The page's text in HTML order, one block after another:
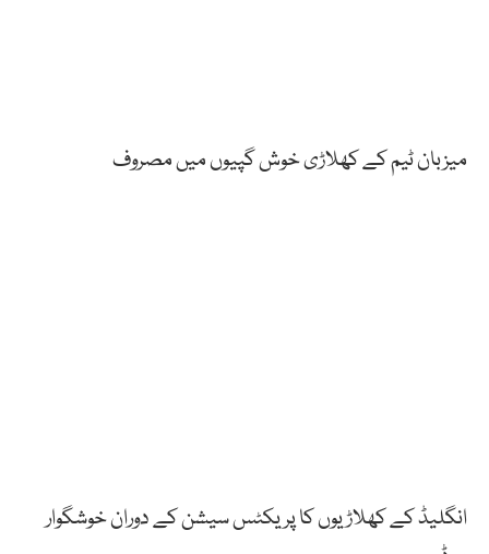
میزبان ٹیم کے کھلاڑی خوش گپیوں میں مصروف
انگلیڈ کے کھلاڑیوں کا پریکٹس سیشن کے دوران خوشگوار